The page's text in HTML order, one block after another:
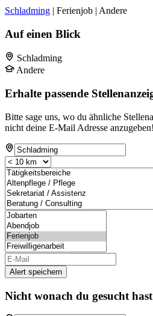
Schladming | Ferienjob | Andere
Auf einen Blick
Schladming
Andere
Erhalte passende
Bitte sage uns, wo du ähnliche
nicht deine E-Mail Adresse anzugeben!
Alert speichern
Nicht wonach du gesucht